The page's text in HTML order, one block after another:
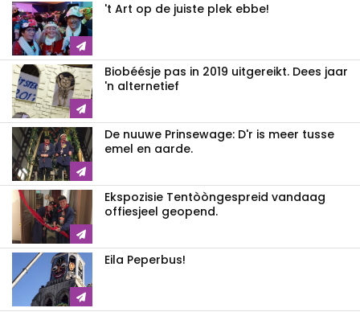
't Art op de juiste plek ebbe!
Biobéésje pas in 2019 uitgereikt. Dees jaar
'n alternetief
De nuuwe Prinsewage: D'r is meer tusse
emel en aarde.
Ekspozisie Tentòòngespreid vandaag
offiesjeel geopend.
Eila Peperbus!